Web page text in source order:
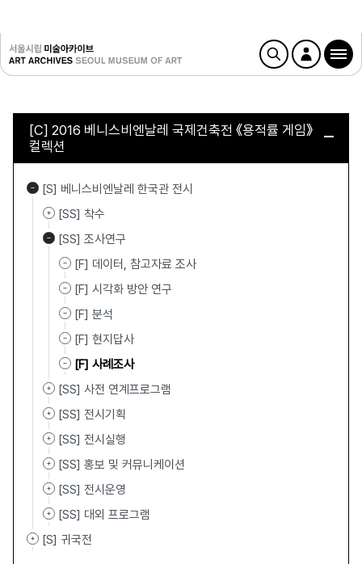
[C] 2016 베니스비엔날레 국제건축전 《용적률 게임》
컬렉션
[S] 베니스비엔날레 한국관 전시
[SS] 착수
[SS] 조사연구
[F] 데이터, 참고자료 조사
[F] 시각화 방안 연구
[F] 분석
[F] 현지답사
[F] 사례조사
[SS] 사전 연계프로그램
[SS] 전시기획
[SS] 전시실행
[SS] 홍보 및 커뮤니케이션
[SS] 전시운영
[SS] 대외 프로그램
[S] 귀국전